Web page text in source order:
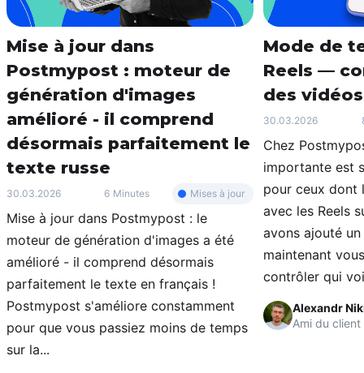
Mise à jour dans
Postmypost : moteur de
génération d'images
amélioré - il comprend
désormais parfaitement le
texte russe
30.03.2026 6 Minutes Mises à jour
Mise à jour dans Postmypost : le
moteur de génération d'images a été
amélioré - il comprend désormais
parfaitement le texte en français !
Postmypost s'améliore constamment
pour que vous passiez moins de temps
sur la...
Mode de
Reels —
des vidéos
30.03.2026
Chez
importante est
pour ceux dont
avec les Reels
avons ajouté
maintenant
contrôler qui
Alexandr
Ami du client